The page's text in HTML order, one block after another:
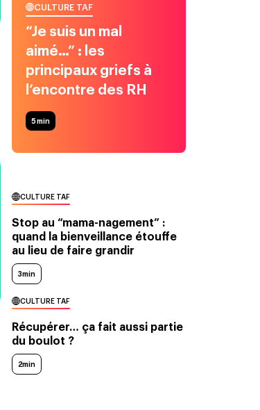
CULTURE TAF
“Je suis un mal
aimé…” : les
principaux griefs à
l’encontre des RH
5min
CULTURE TAF
Stop au “mama-nagement” :
quand la bienveillance étouffe
au lieu de faire grandir
3min
CULTURE TAF
Récupérer… ça fait aussi partie
du boulot ?
2min